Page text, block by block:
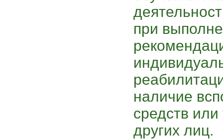
при
наличие
средств
других лиц.